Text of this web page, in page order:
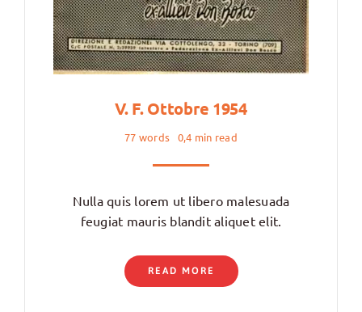
V. F. Ottobre 1954
77 words 0,4 min read
Nulla quis lorem ut libero malesuada
feugiat mauris blandit aliquet elit.
READ MORE